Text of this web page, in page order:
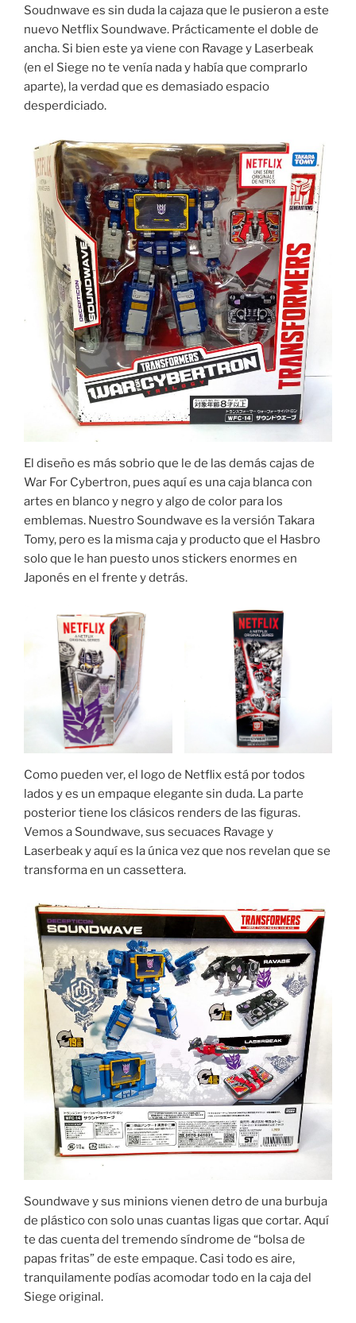
Soudnwave es sin duda la cajaza que le pusieron a este
nuevo Netflix Soundwave. Prácticamente el doble de
ancha. Si bien este ya viene con Ravage y Laserbeak
(en el Siege no te venía nada y había que comprarlo
aparte), la verdad que es demasiado espacio
desperdiciado.
El diseño es más sobrio que le de las demás cajas de
War For Cybertron, pues aquí es una caja blanca con
artes en blanco y negro y algo de color para los
emblemas. Nuestro Soundwave es la versión Takara
Tomy, pero es la misma caja y producto que el Hasbro
solo que le han puesto unos stickers enormes en
Japonés en el frente y detrás.
Como pueden ver, el logo de Netflix está por todos
lados y es un empaque elegante sin duda. La parte
posterior tiene los clásicos renders de las figuras.
Vemos a Soundwave, sus secuaces Ravage y
Laserbeak y aquí es la única vez que nos revelan que se
transforma en un cassettera.
Soundwave y sus minions vienen detro de una burbuja
de plástico con solo unas cuantas ligas que cortar. Aquí
te das cuenta del tremendo síndrome de “bolsa de
papas fritas” de este empaque. Casi todo es aire,
tranquilamente podías acomodar todo en la caja del
Siege original.